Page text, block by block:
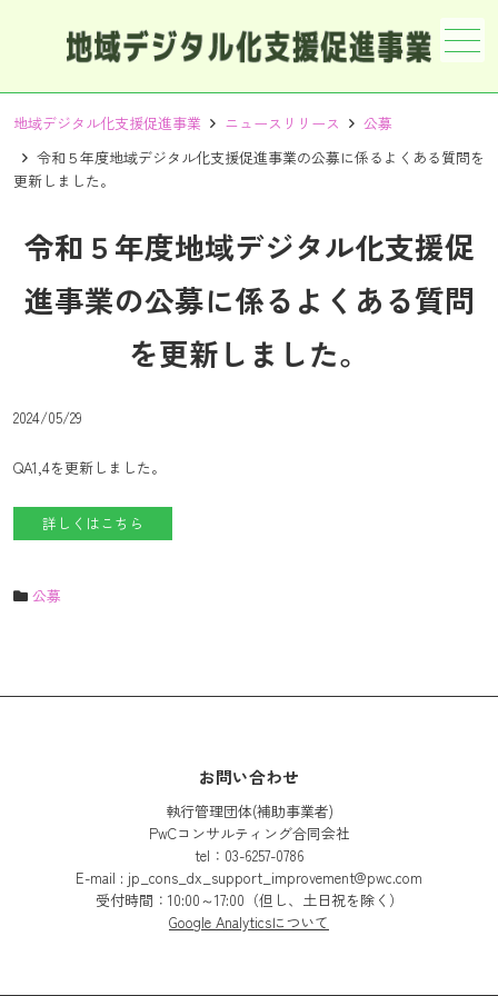
メニュー
地域デジタル化支援促進事業 ニュースリリース
公募
令和５年度地域デジタル化支援促進事業の公募に係るよくある質問を
更新しました。
令和５年度地域デジタル化支援促
進事業の公募に係るよくある質問
を更新しました。
2024/05/29
QA1,4を更新しました。
詳しくはこちら
公募
お問い合わせ
執行管理団体(補助事業者)
PwCコンサルティング合同会社
tel：03-6257-0786
E-mail : jp_cons_dx_support_improvement@pwc.com
受付時間：10:00～17:00（但し、土日祝を除く）
Google Analyticsについて